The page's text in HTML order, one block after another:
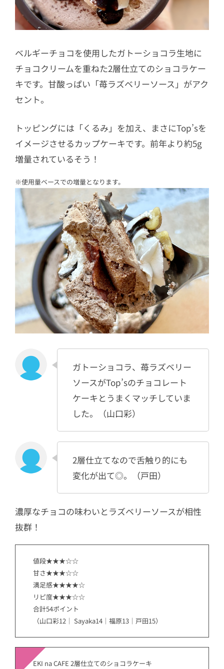
ベルギーチョコを使用したガトーショコラ生地に
チョコクリームを重ねた2層仕立てのショコラケー
キです。甘酸っぱい「苺ラズベリーソース」がアク
セント。
トッピングには「くるみ」を加え、まさにTop’sを
イメージさせるカップケーキです。前年より約5g
増量されているそう！
※使用量ベースでの増量となります。
ガトーショコラ、苺ラズベリー
ソースがTop’sのチョコレート
ケーキとうまくマッチしていま
した。（山口彩）
2層仕立てなので舌触り的にも
変化が出て◎。（戸田）
濃厚なチョコの味わいとラズベリーソースが相性
抜群！
値段★★★☆☆
甘さ★★★☆☆
満足感★★★★☆
リピ度★★★☆☆
合計54ポイント
（山口彩12｜ Sayaka14｜福原13｜戸田15）
EKI na CAFE 2層仕立てのショコラケーキ